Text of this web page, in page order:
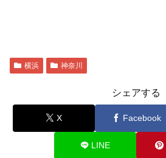
横浜 神奈川
シェアする
X Facebook
LINE